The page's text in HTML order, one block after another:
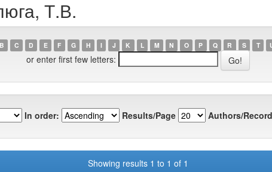
Т.В.
B C D E F G H I J K L M N O P Q R S T
or enter first few letters:
In order: Results/Page Authors/
Showing results 1 to 1 of 1